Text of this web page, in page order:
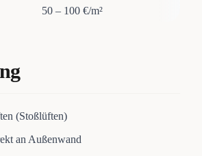
50 – 100 €/m²
(Stoßlüften)
an Außenwand